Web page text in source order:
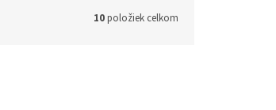
10položiek celkom